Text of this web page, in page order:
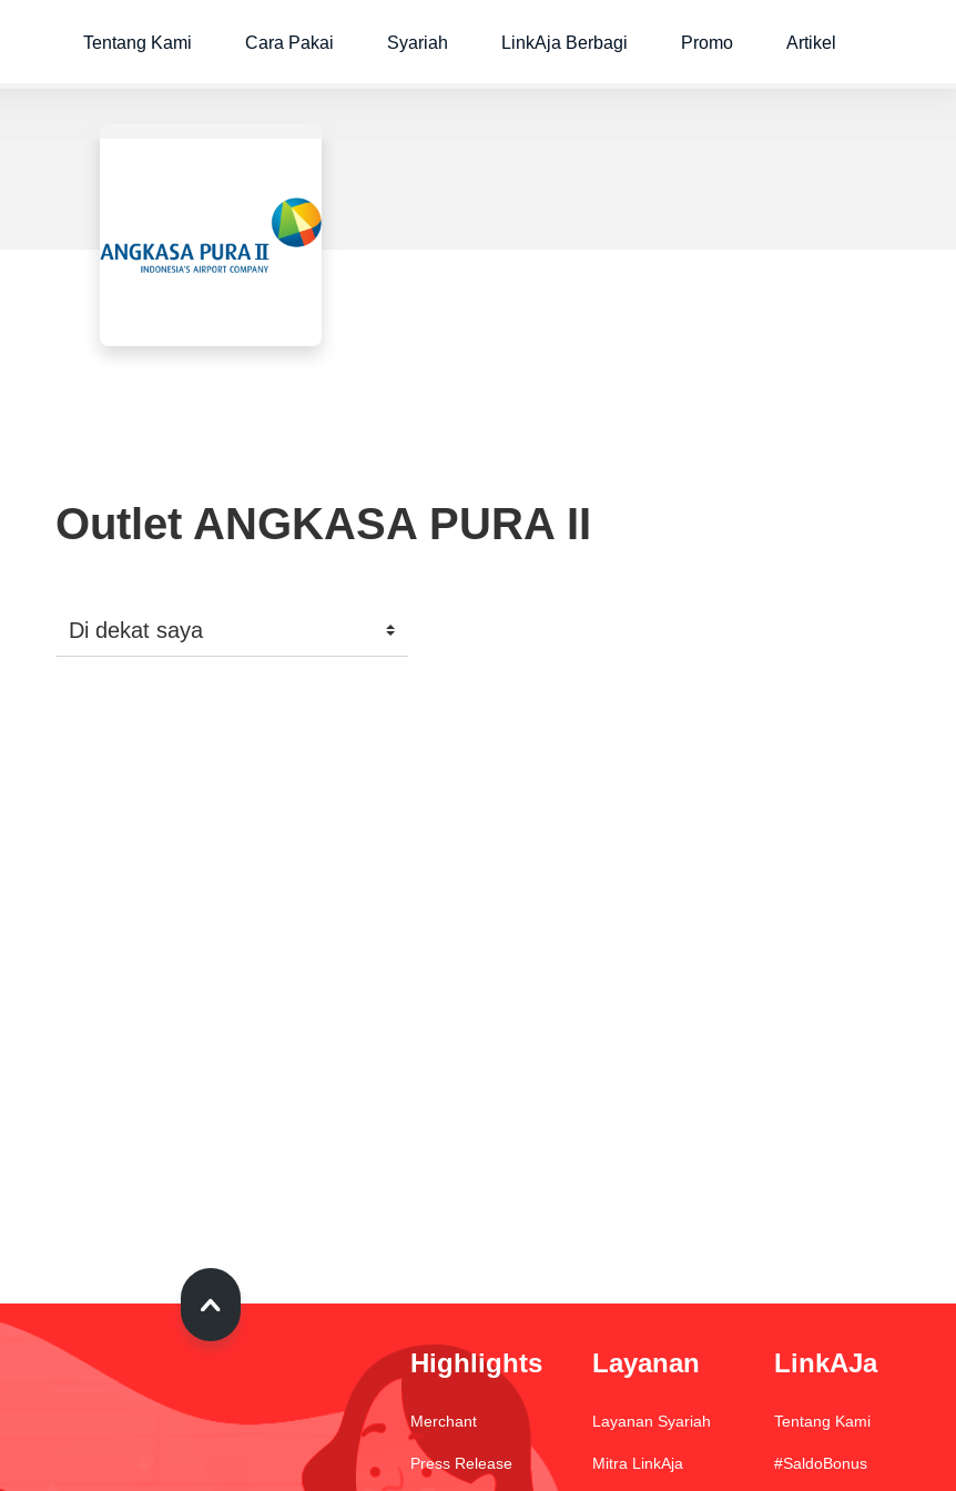
Tentang Kami Cara Pakai Syariah LinkAja Berbagi Promo Artikel
Outlet ANGKASA PURA II
Highlights
Merchant
Press Release
Layanan
Layanan Syariah
Mitra LinkAja
LinkAJa
Tentang Kami
#SaldoBonus